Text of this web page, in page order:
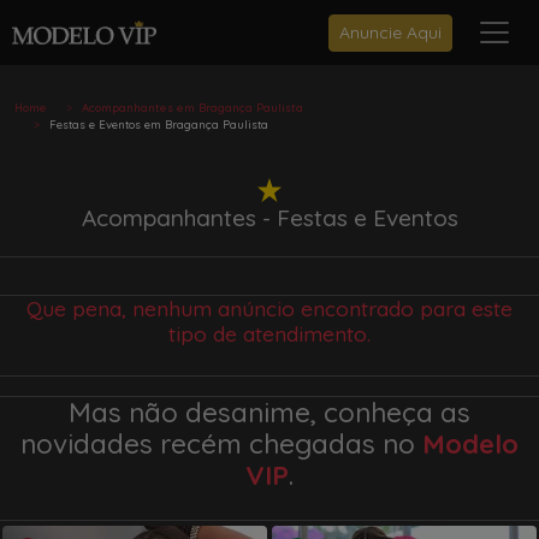
Anuncie Aqui
Home
Acompanhantes em Bragança Paulista
Festas e Eventos em Bragança Paulista
Acompanhantes - Festas e Eventos
Que pena, nenhum anúncio encontrado para este
tipo de atendimento.
Mas não desanime, conheça as
novidades recém chegadas no Modelo
VIP.